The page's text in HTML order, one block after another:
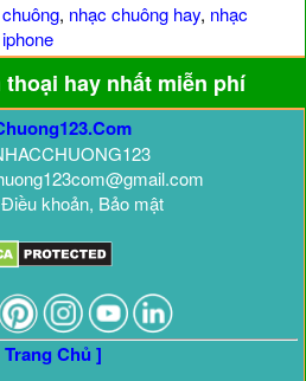
, nhạc chuông hay, nhạc
hay nhất miễn phí
khoản, Bảo mật
Trang Chủ ]